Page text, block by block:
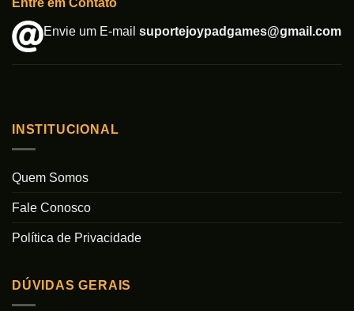
Entre em Contato
Envie um E-mail suportejoypadgames@gmail.com
INSTITUCIONAL
Quem Somos
Fale Conosco
Política de Privacidade
DÚVIDAS GERAIS